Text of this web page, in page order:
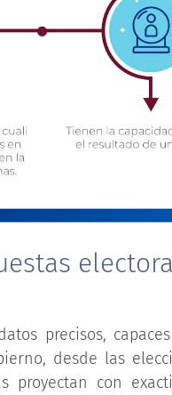
precisos,
desde las
proyectan con